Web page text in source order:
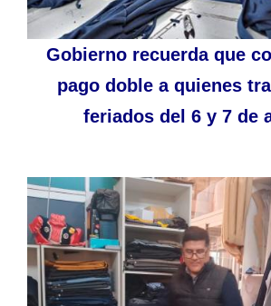
Gobierno recuerda que
pago doble a quienes
feriados del 6 y 7 de